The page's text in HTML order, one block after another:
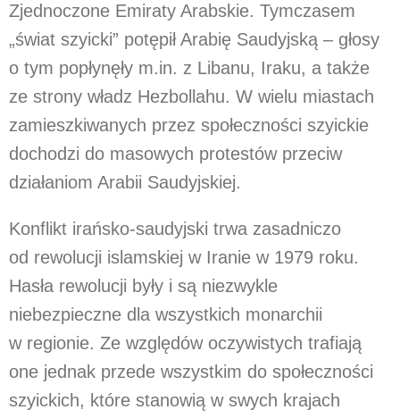
Zjednoczone Emiraty Arabskie. Tymczasem
„świat szyicki” potępił Arabię Saudyjską – głosy
o tym popłynęły m.in. z Libanu, Iraku, a także
ze strony władz Hezbollahu. W wielu miastach
zamieszkiwanych przez społeczności szyickie
dochodzi do masowych protestów przeciw
działaniom Arabii Saudyjskiej.
Konflikt irańsko-saudyjski trwa zasadniczo
od rewolucji islamskiej w Iranie w 1979 roku.
Hasła rewolucji były i są niezwykle
niebezpieczne dla wszystkich monarchii
w regionie. Ze względów oczywistych trafiają
one jednak przede wszystkim do społeczności
szyickich, które stanowią w swych krajach